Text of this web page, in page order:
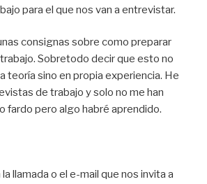
para el que nos van a entrevistar.
consignas sobre como preparar
Sobretodo decir que esto no
teoría sino en propia experiencia. He
de trabajo y solo no me han
fardo pero algo habré aprendido.
llamada o el e-mail que nos invita a